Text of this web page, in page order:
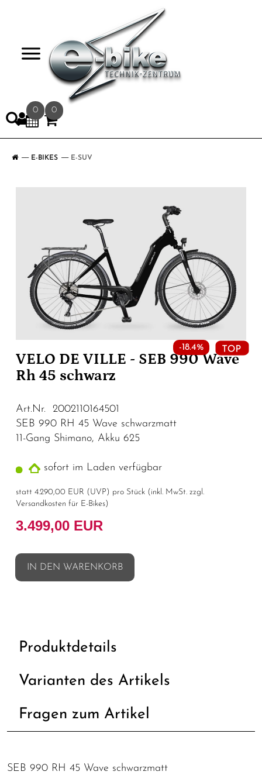
0 0
E-BIKES E-SUV
-18.4%
VELO DE VILLE - SEB 990 Wave
Rh 45 schwarz
Art.Nr. 2002110164501
SEB 990 RH 45 Wave schwarzmatt
11-Gang Shimano, Akku 625
sofort im Laden verfügbar
statt 4.290,00 EUR ( UVP ) pro Stück (inkl. MwSt. zzgl.
Versandkosten für E-Bikes)
3.499,00 EUR
IN DEN WARENKORB
Produktdetails
Varianten des Artikels
Fragen zum Artikel
SEB 990 RH 45 Wave schwarzmatt